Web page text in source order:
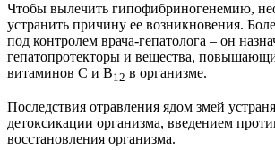
Чтобы вылечить гипофибриногенемию,
устранить причину ее возникновения.
под контролем врача-гепатолога – он
гепатопротекторы и вещества,
витаминов C и B12 в организме.
Последствия отравления ядом змей
детоксикации организма, введением
восстановления организма.